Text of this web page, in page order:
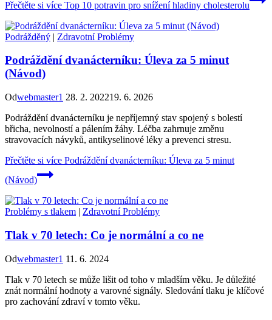
Přečtěte si více Top 10 potravin pro snížení hladiny cholesterolu
Podrážděný | Zdravotní Problémy
Podráždění dvanácterníku: Úleva za 5 minut
(Návod)
Odwebmaster1 28. 2. 202219. 6. 2026
Podráždění dvanácterníku je nepříjemný stav spojený s bolestí
břicha, nevolností a pálením žáhy. Léčba zahrnuje změnu
stravovacích návyků, antikyselinové léky a prevenci stresu.
Přečtěte si více Podráždění dvanácterníku: Úleva za 5 minut
(Návod)
Problémy s tlakem | Zdravotní Problémy
Tlak v 70 letech: Co je normální a co ne
Odwebmaster1 11. 6. 2024
Tlak v 70 letech se může lišit od toho v mladším věku. Je důležité
znát normální hodnoty a varovné signály. Sledování tlaku je klíčové
pro zachování zdraví v tomto věku.